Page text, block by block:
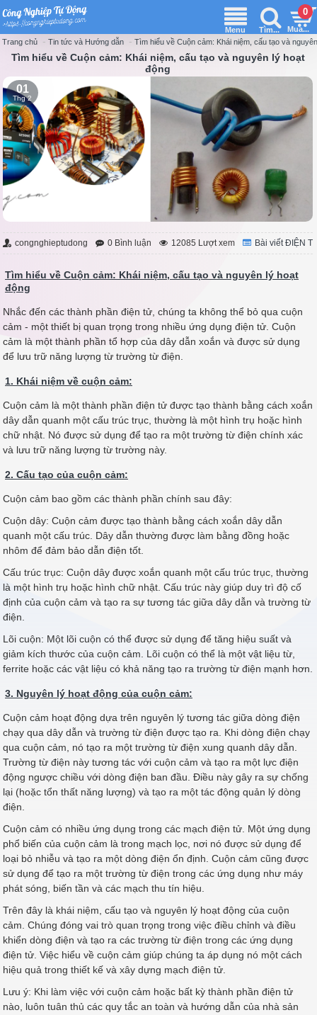
0
Trang chủ Tin tức và Hướng dẫn Tìm hiểu về Cuộn cảm: Khái niệm, cấu tạo và
Tìm hiểu về Cuộn cảm: Khái niệm, cấu tạo và nguyên lý hoạt
động
01
Thg 2
congnghieptudong 0 Bình luận 12085 Lượt xem Bài viết ĐIỆN
Tìm hiểu về Cuộn cảm: Khái niệm, cấu tạo và nguyên lý hoạt
động
Nhắc đến các thành phần điện tử, chúng ta không thể bỏ qua cuộn
cảm - một thiết bị quan trọng trong nhiều ứng dụng điện tử. Cuộn
cảm là một thành phần tổ hợp của dây dẫn xoắn và được sử dụng
để lưu trữ năng lượng từ trường từ điện.
1. Khái niệm về cuộn cảm:
Cuộn cảm là một thành phần điện tử được tạo thành bằng cách xoắn
dây dẫn quanh một cấu trúc trục, thường là một hình trụ hoặc hình
chữ nhật. Nó được sử dụng để tạo ra một trường từ điện chính xác
và lưu trữ năng lượng từ trường này.
2. Cấu tạo của cuộn cảm:
Cuộn cảm bao gồm các thành phần chính sau đây:
Cuộn dây: Cuộn cảm được tạo thành bằng cách xoắn dây dẫn
quanh một cấu trúc. Dây dẫn thường được làm bằng đồng hoặc
nhôm để đảm bảo dẫn điện tốt.
Cấu trúc trục: Cuộn dây được xoắn quanh một cấu trúc trục, thường
là một hình trụ hoặc hình chữ nhật. Cấu trúc này giúp duy trì độ cố
định của cuộn cảm và tạo ra sự tương tác giữa dây dẫn và trường từ
điện.
Lõi cuộn: Một lõi cuộn có thể được sử dụng để tăng hiệu suất và
giảm kích thước của cuộn cảm. Lõi cuộn có thể là một vật liệu từ,
ferrite hoặc các vật liệu có khả năng tạo ra trường từ điện mạnh hơn.
3. Nguyên lý hoạt động của cuộn cảm:
Cuộn cảm hoạt động dựa trên nguyên lý tương tác giữa dòng điện
chạy qua dây dẫn và trường từ điện được tạo ra. Khi dòng điện chạy
qua cuộn cảm, nó tạo ra một trường từ điện xung quanh dây dẫn.
Trường từ điện này tương tác với cuộn cảm và tạo ra một lực điện
động ngược chiều với dòng điện ban đầu. Điều này gây ra sự chống
lại (hoặc tổn thất năng lượng) và tạo ra một tác động quản lý dòng
điện.
Cuộn cảm có nhiều ứng dụng trong các mạch điện tử. Một ứng dụng
phổ biến của cuộn cảm là trong mạch lọc, nơi nó được sử dụng để
loại bỏ nhiễu và tạo ra một dòng điện ổn định. Cuộn cảm cũng được
sử dụng để tạo ra một trường từ điện trong các ứng dụng như máy
phát sóng, biến tần và các mạch thu tín hiệu.
Trên đây là khái niệm, cấu tạo và nguyên lý hoạt động của cuộn
cảm. Chúng đóng vai trò quan trọng trong việc điều chỉnh và điều
khiển dòng điện và tạo ra các trường từ điện trong các ứng dụng
điện tử. Việc hiểu về cuộn cảm giúp chúng ta áp dụng nó một cách
hiệu quả trong thiết kế và xây dựng mạch điện tử.
Lưu ý: Khi làm việc với cuộn cảm hoặc bất kỳ thành phần điện tử
nào, luôn tuân thủ các quy tắc an toàn và hướng dẫn của nhà sản